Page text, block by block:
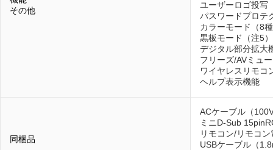
その他
ユーザーロゴ投写
パスワードプロテ
カラーモード（8
黒板モード（注5）
デジタル部分拡大
フリーズ/AVミュ
ワイヤレスリモコ
ヘルプ表示機能
同梱品
ACケーブル（
ミニD-Sub
リモコン/リモコン
USBケーブル（